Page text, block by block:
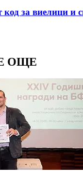
за виелици и
ОЩЕ